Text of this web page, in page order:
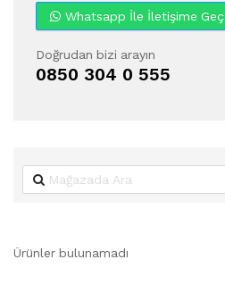
Whatsapp İle İletişime Geç
Doğrudan bizi arayın
0850 304 0 555
Ürünler bulunamadı